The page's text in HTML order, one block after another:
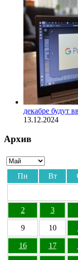
декабре будут
13.12.2024
Архив
Пн Вт
2 3
9 10
16 17